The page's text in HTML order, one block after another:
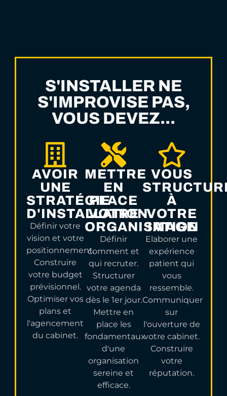
S'INSTALLER NE
S'IMPROVISE PAS,
VOUS DEVEZ...
AVOIR
UNE
STRATÉGIE
D'INSTALLATION
Définir votre
vision et votre
positionnement.
Construire
votre budget
prévisionnel.
Optimiser vos
plans et
l'agencement
du cabinet.
METTRE
EN
PLACE
VOTRE
ORGANISATION
Définir
comment et
qui recruter.
Structurer
votre agenda
dès le 1er jour.
Mettre en
place les
fondamentaux
d'une
organisation
sereine et
efficace.
VOUS
À
VOTRE
IMAGE
Elaborer une
expérience
patient qui
vous
ressemble.
Communiquer
sur
l'ouverture de
votre cabinet.
Construire
votre
réputation.